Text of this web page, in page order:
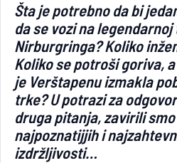
Light/Dark mode
Šta je potrebno da bi
da se vozi na
Nirburgringa? Koliko
Koliko se potroši goriva,
je Verštapenu izmakla
trke? U potrazi za
druga pitanja, zavirili
najpoznatijjih i
izdržljivosti…